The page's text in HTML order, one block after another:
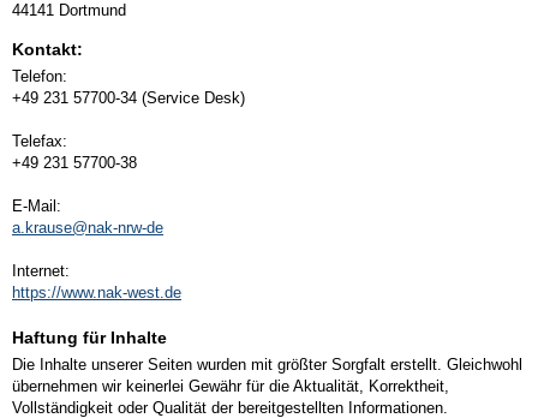
44141 Dortmund
Kontakt:
Telefon:
+49 231 57700-34 (Service Desk)
Telefax:
+49 231 57700-38
E-Mail:
a.krause@nak-nrw-de
Internet:
https://www.nak-west.de
Haftung für Inhalte
Die Inhalte unserer Seiten wurden mit größter Sorgfalt erstellt. Gleichwohl
übernehmen wir keinerlei Gewähr für die Aktualität, Korrektheit,
Vollständigkeit oder Qualität der bereitgestellten Informationen.